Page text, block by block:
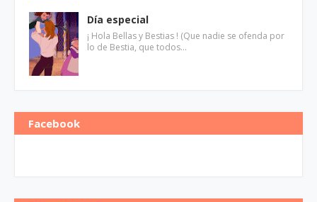
Día especial
¡ Hola Bellas y Bestias ! (Que nadie se ofenda por
lo de Bestia, que todos…
Facebook